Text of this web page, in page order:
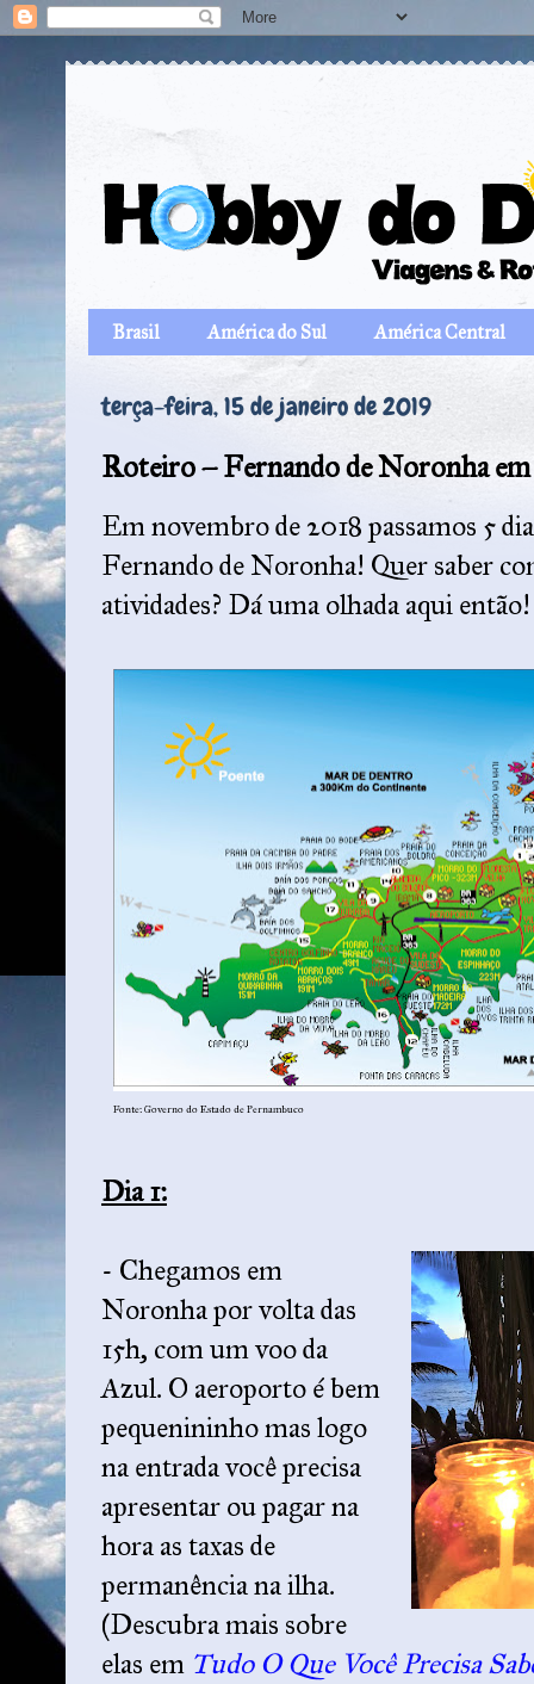
Brasil América do Sul América Central
terça-feira, 15 de janeiro de 2019
Roteiro – Fernando de Noronha em
Em novembro de 2018 passamos 5
Fernando de Noronha! Quer saber
atividades? Dá uma olhada aqui então!
Fonte: Governo do Estado de Pernambuco
Dia 1:
- Chegamos em
Noronha por volta das
15h, com um voo da
Azul. O aeroporto é bem
pequenininho mas logo
na entrada você precisa
apresentar ou pagar na
hora as taxas de
permanência na ilha.
(Descubra mais sobre
elas em Tudo O Que Você Precisa